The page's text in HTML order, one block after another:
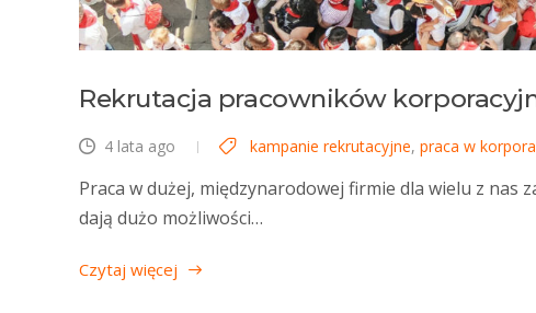
Rekrutacja pracowników
4 lata ago kampanie rekrutacyjne, praca w
Praca w dużej, międzynarodowej firmie dla wielu z nas
dają dużo możliwości…
Czytaj więcej